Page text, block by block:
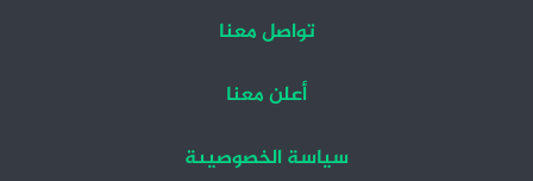
تواصل معنا
أعلن معنا
سياسة الخصوصيىة